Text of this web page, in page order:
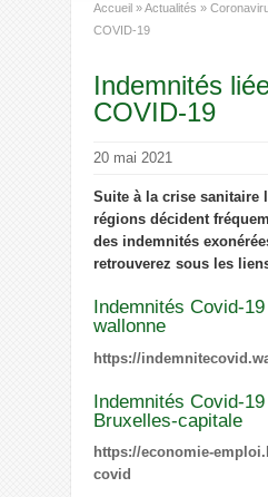
Accueil »Actualités »
COVID-19
Indemnités
COVID-19
20 mai 2021
Suite à la crise sanitaire
régions décident
des indemnités
retrouverez sous les
Indemnités Covid-
wallonne
https://
Indemnités Covid-
Bruxelles-capitale
https://economie-
covid